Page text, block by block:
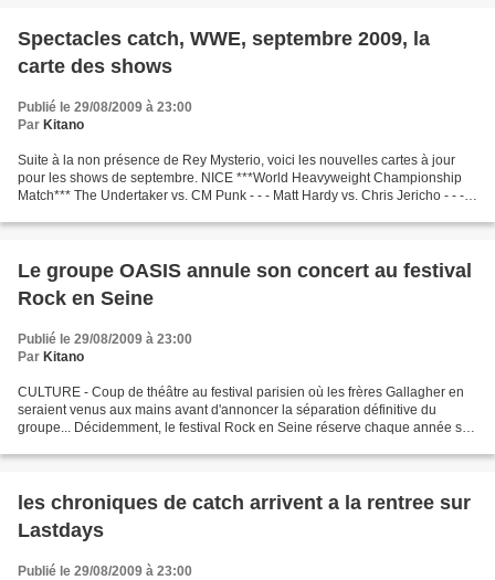
Spectacles catch, WWE, septembre 2009, la
carte des shows
Publié le 29/08/2009 à 23:00
Par Kitano
Suite à la non présence de Rey Mysterio, voici les nouvelles cartes à jour
pour les shows de septembre. NICE ***World Heavyweight Championship
Match*** The Undertaker vs. CM Punk - - - Matt Hardy vs. Chris Jericho - - -
Le groupe OASIS annule son concert au festival
Rock en Seine
Publié le 29/08/2009 à 23:00
Par Kitano
CULTURE - Coup de théâtre au festival parisien où les frères Gallagher en
seraient venus aux mains avant d'annoncer la séparation définitive du
groupe... Décidemment, le festival Rock en Seine réserve chaque année son
les chroniques de catch arrivent a la rentree sur
Lastdays
Publié le 29/08/2009 à 23:00